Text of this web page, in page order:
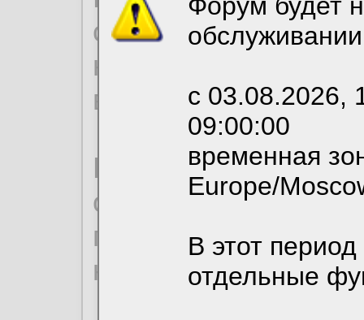
с 03.08.2026,
09:00:00
временная
Europe/
В этот
отдельные
согласие на
необходимых для
вы можете
По
ознакомиться с
пользовательским